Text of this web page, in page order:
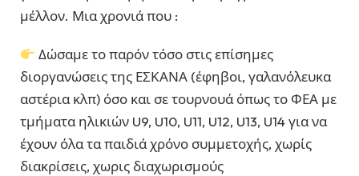
μέλλον. Μια χρονιά που :
Δώσαμε το παρόν τόσο στις επίσημες
διοργανώσεις της ΕΣΚΑΝΑ (έφηβοι, γαλανόλευκα
αστέρια κλπ) όσο και σε τουρνουά όπως το ΦΕΑ με
τμήματα ηλικιών U9, U10, U11, U12, U13, U14 για να
έχουν όλα τα παιδιά χρόνο συμμετοχής, χωρίς
διακρίσεις, χωρις διαχωρισμούς